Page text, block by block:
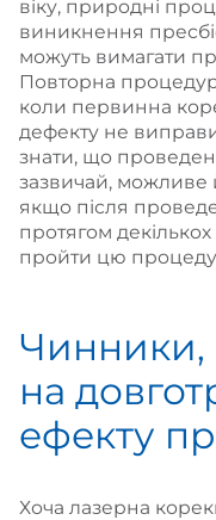
віку, природні
виникнення
можуть вимагати
Повторна
коли первинна
дефекту не
знати, що
зазвичай, можливе
якщо після
протягом
пройти цю
Чинники,
на
ефекту
Хоча лазерна